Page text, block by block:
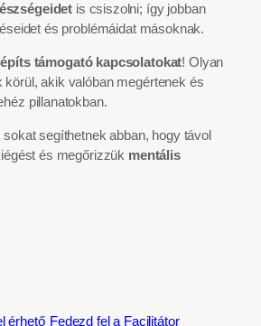
is csiszolni; így jobban
és problémáidat másoknak.
építs támogató kapcsolatokat! Olyan
akik valóban megértenek és
pillanatokban.
segíthetnek abban, hogy távol
és megőrizzük mentális
érhető Fedezd fel a Facilitátor